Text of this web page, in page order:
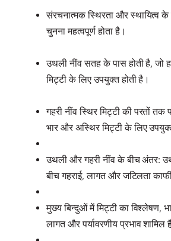
संरचनात्मक स्थिरता और स्थायित्व के
चुनना महत्वपूर्ण होता है।
उथली नींव सतह के पास होती है, जो
मिट्टी के लिए उपयुक्त होती है।
गहरी नींव स्थिर मिट्टी की परतों तक
भार और अस्थिर मिट्टी के लिए
उथली और गहरी नींव के बीच अंतर:
बीच गहराई, लागत और जटिलता काफी
मुख्य बिन्दुओं में मिट्टी का विश्लेषण,
लागत और पर्यावरणीय प्रभाव शामिल